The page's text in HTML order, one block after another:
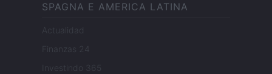
SPAGNA E AMERICA LATINA
Actualidad
Finanzas 24
Investindo 365